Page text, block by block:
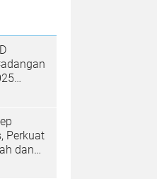
Perkuat
dan